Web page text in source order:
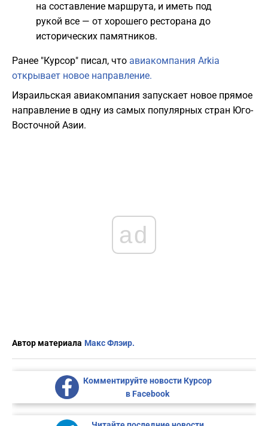
на составление маршрута, и иметь под
рукой все — от хорошего ресторана до
исторических памятников.
Ранее "Курсор" писал, что авиакомпания Arkia
открывает новое направление.
Израильская авиакомпания запускает новое прямое
направление в одну из самых популярных стран Юго-
Восточной Азии.
ad
Автор материала Макс Флэир.
Комментируйте новости Курсор
в Facebook